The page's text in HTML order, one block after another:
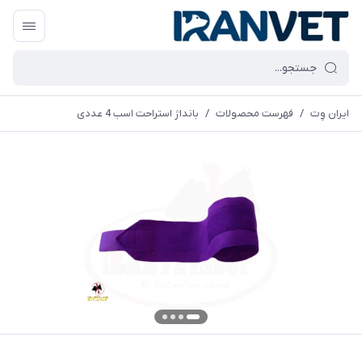
ایران وِت / فهرست محصولات / بانداژ استراحت اسب 4 عددی